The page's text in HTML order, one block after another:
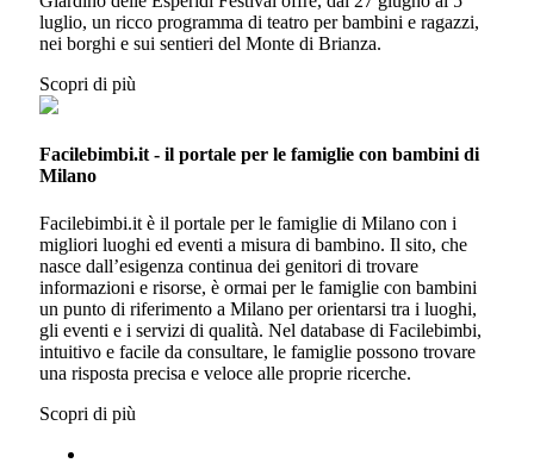
luglio, un ricco programma di teatro per bambini e ragazzi,
nei borghi e sui sentieri del Monte di Brianza.
Scopri di più
Facilebimbi.it - il portale per le famiglie con bambini di
Milano
Facilebimbi.it è il portale per le famiglie di Milano con i
migliori luoghi ed eventi a misura di bambino. Il sito, che
nasce dall’esigenza continua dei genitori di trovare
informazioni e risorse, è ormai per le famiglie con bambini
un punto di riferimento a Milano per orientarsi tra i luoghi,
gli eventi e i servizi di qualità. Nel database di Facilebimbi,
intuitivo e facile da consultare, le famiglie possono trovare
una risposta precisa e veloce alle proprie ricerche.
Scopri di più